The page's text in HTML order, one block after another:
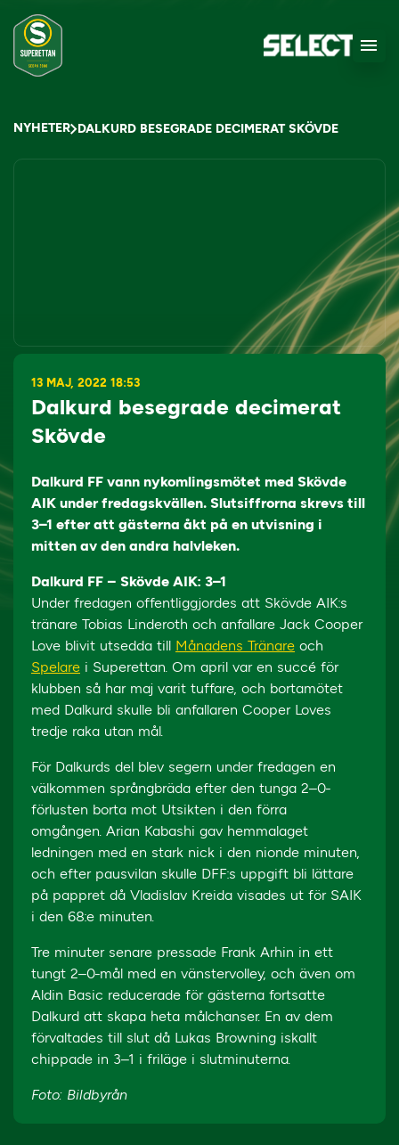
NYHETER DALKURD BESEGRADE DECIMERAT SKÖVDE
13 MAJ, 2022 18:53
Dalkurd besegrade decimerat
Skövde
Dalkurd FF vann nykomlingsmötet med Skövde
AIK under fredagskvällen. Slutsiffrorna skrevs till
3–1 efter att gästerna åkt på en utvisning i
mitten av den andra halvleken.
Dalkurd FF – Skövde AIK: 3–1
Under fredagen offentliggjordes att Skövde AIK:s
tränare Tobias Linderoth och anfallare Jack Cooper
Love blivit utsedda till Månadens Tränare och
Spelare i Superettan. Om april var en succé för
klubben så har maj varit tuffare, och bortamötet
med Dalkurd skulle bli anfallaren Cooper Loves
tredje raka utan mål.
För Dalkurds del blev segern under fredagen en
välkommen språngbräda efter den tunga 2–0-
förlusten borta mot Utsikten i den förra
omgången. Arian Kabashi gav hemmalaget
ledningen med en stark nick i den nionde minuten,
och efter pausvilan skulle DFF:s uppgift bli lättare
på pappret då Vladislav Kreida visades ut för SAIK
i den 68:e minuten.
Tre minuter senare pressade Frank Arhin in ett
tungt 2–0-mål med en vänstervolley, och även om
Aldin Basic reducerade för gästerna fortsatte
Dalkurd att skapa heta målchanser. En av dem
förvaltades till slut då Lukas Browning iskallt
chippade in 3–1 i friläge i slutminuterna.
Foto: Bildbyrån